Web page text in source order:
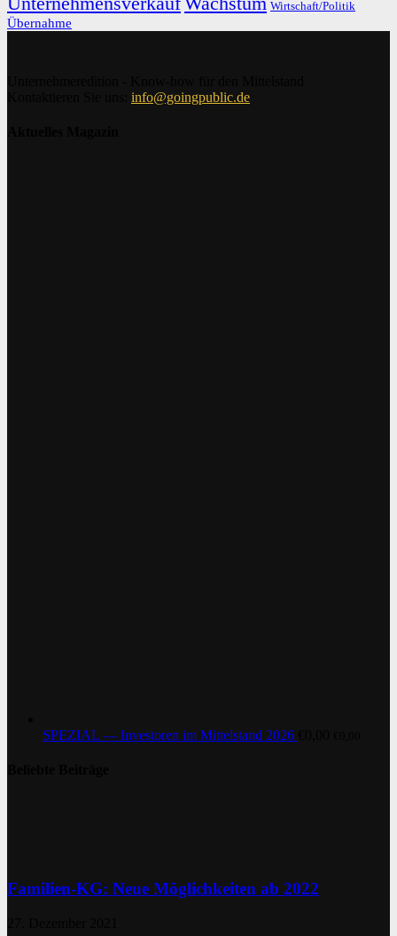
Wirtschaft/Politik
Übernahme
info@goingpublic.de
SPEZIAL — Investoren im Mittelstand 2026
Familien-KG: Neue Möglichkeiten ab 2022